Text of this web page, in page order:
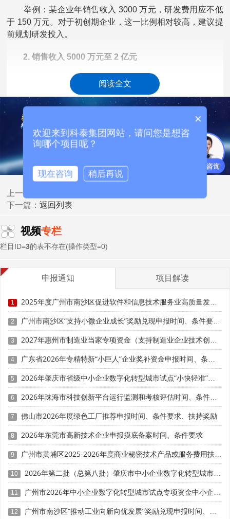
举例：某企业年销售收入 3000 万元，研发费用应不低
于 150 万元。对于初创期企业，这一比例相对较高，建议提
前规划研发投入。
2. 销售收入 5000 万元至 2 亿元
研发费用占比不低于 4%。
举例：某企业年销售收入 1 亿元，研发费用应不低于
400 万元。这是大多数中小企业的适用标准。
3. 销售收入 2 亿元以上
研发费用占比不低于 3%。
举例：某企业年销售收入 5 亿元，研发费用应不低于
1500 万元。大型企业虽然比例要求较低，但绝对金额较
大。
需要注意的是，研发费用需在中国境内发生，境外研发
费用不计入。企业在中国境外发生的研究开发费用，占全部
三、研发费用归集范围
2026 年新规明确，研发费用归集范围包括以下 8 类：
1. 人员人工费用
包括研发人员的工资薪金、基本养老保险费、基本医疗
保险费、失业保险费、工伤保险费、生育保险费和住房公积
金，以及外聘研发人员的劳务费用。
注意：研发人员需直接从事研发活动，行政、财务人员
不计入。研发部门管理人员工资可计入，但需提供岗位职责
说明。
2. 直接投入费用
包括研发活动直接消耗的材料、燃料和动力费用;用于中
间试验和产品试制的模具、工艺装备开发及制造费，不构成
固定资产的样品、样机及一般测试手段购置费，试制产品的
检验费;用于研发活动的仪器、设备的运行维护、调整、检
验、维修等费用，以及通过经营租赁方式租入的用于研发活
阅读全文
上一篇：
下一篇：返回列表
视频专栏
栏目ID=3的表不存在(操作类型=0)
申报通知 项目解读
1 2025年度广州市南沙区促进软件和信息技术服务业高质量发展政策兑现申报时间、条件要求、补助奖励
2 广州市南沙区“支持小微企业成长”奖励兑现申报时间、条件要求、补助标准
3 2027年惠州市制造业当家专项资金（支持制造业企业技术创新）项目入库申报时间、条件要求、补助奖励
4 广东省2026年专精特新“小巨人”企业奖补资金申报时间、条件要求、资助标准
5 2026年肇庆市省级中小企业数字化转型城市试点“小快轻准”数字化产品和服务入库动态申报时间、条件要求
6 2026年珠海市科技创新平台运行监测和考核评估时间、条件要求
7 佛山市2026年度绿色工厂推荐申报时间、条件要求、扶持奖励
8 2026年东莞市高新技术企业申报摸底备案时间、条件要求
9 广州市黄埔区2025-2026年度商业秘密技术产品或服务费用扶持（知识产权高质量发展30条）申报时间、条件要求、补助奖励
10 2026年第二批（总第八批）肇庆市中小企业数字化转型城市试点数字化改造项目申报时间、条件要求、补助奖励
11 广州市2026年中小企业数字化转型城市试点专项资金中小企业数字化改造项目（第一批）入库申报时间、条件要求、补助奖励
12 广州市南沙区“推动工业向新向优发展”奖励兑现申报时间、条件要求、补助标准
×
欢迎来到科泰集团网站，请问您是想咨
询哪个项目呢？
现在咨询 稍后再说